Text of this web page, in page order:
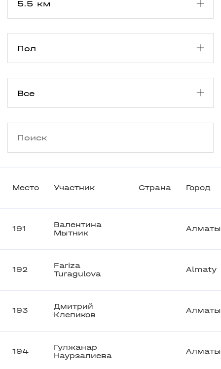
Место Участник Страна Город
191
Валентина
Мытник
Алматы
192
Fariza
Turagulova
Almaty
193
Дмитрий
Клепиков
Алматы
194
Гулжанар
Наурзалиева
Алматы